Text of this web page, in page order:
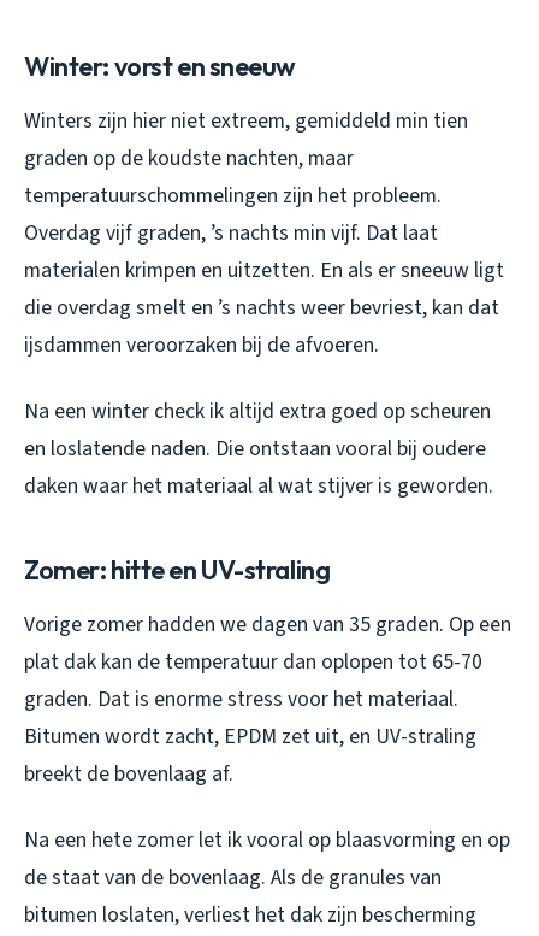
Winter: vorst en sneeuw
Winters zijn hier niet extreem, gemiddeld min tien
graden op de koudste nachten, maar
temperatuurschommelingen zijn het probleem.
Overdag vijf graden, ’s nachts min vijf. Dat laat
materialen krimpen en uitzetten. En als er sneeuw ligt
die overdag smelt en ’s nachts weer bevriest, kan dat
ijsdammen veroorzaken bij de afvoeren.
Na een winter check ik altijd extra goed op scheuren
en loslatende naden. Die ontstaan vooral bij oudere
daken waar het materiaal al wat stijver is geworden.
Zomer: hitte en UV-straling
Vorige zomer hadden we dagen van 35 graden. Op een
plat dak kan de temperatuur dan oplopen tot 65-70
graden. Dat is enorme stress voor het materiaal.
Bitumen wordt zacht, EPDM zet uit, en UV-straling
breekt de bovenlaag af.
Na een hete zomer let ik vooral op blaasvorming en op
de staat van de bovenlaag. Als de granules van
bitumen loslaten, verliest het dak zijn bescherming